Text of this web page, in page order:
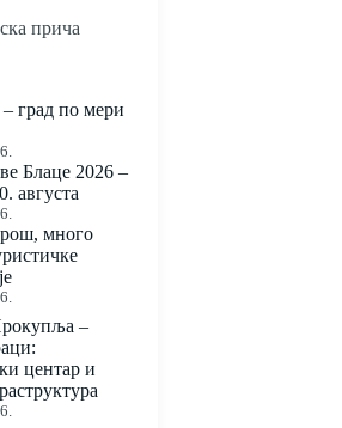
прича
град по мери
Блаце 2026 –
августа
много
–
центар и